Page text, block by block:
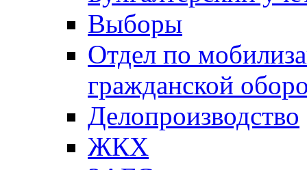
Выборы
Отдел по
гражданской
Делопроизводство
ЖКХ